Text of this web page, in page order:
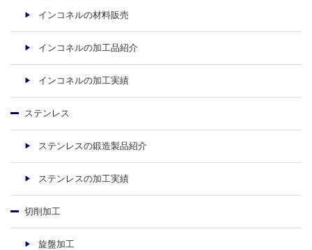
インコネルの材料販売
インコネルの加工品紹介
インコネルの加工実績
ステンレス
ステンレスの鍛造製品紹介
ステンレスの加工実績
切削加工
旋盤加工